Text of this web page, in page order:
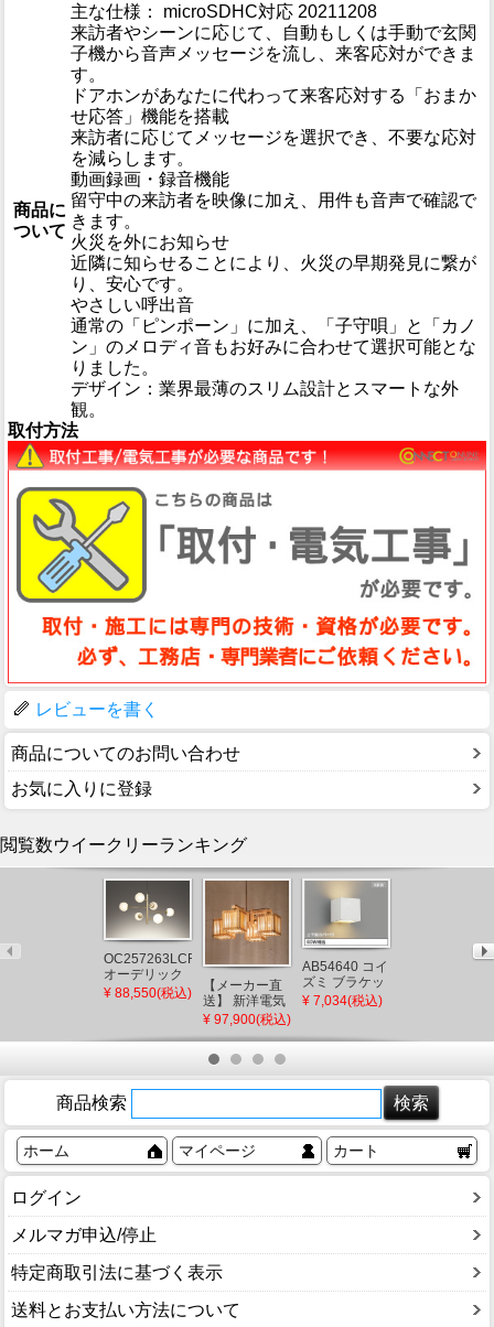
主な仕様： microSDHC対応 20211208
商品に
ついて
来訪者やシーンに応じて、自動もしくは手動で玄関
子機から音声メッセージを流し、来客応対ができま
す。
ドアホンがあなたに代わって来客応対する「おまか
せ応答」機能を搭載
来訪者に応じてメッセージを選択でき、不要な応対
を減らします。
動画録画・録音機能
留守中の来訪者を映像に加え、用件も音声で確認で
きます。
火災を外にお知らせ
近隣に知らせることにより、火災の早期発見に繋が
り、安心です。
やさしい呼出音
通常の「ピンポーン」に加え、「子守唄」と「カノ
ン」のメロディ音もお好みに合わせて選択可能とな
りました。
デザイン：業界最薄のスリム設計とスマートな外
観。
取付方法
レビューを書く
商品についてのお問い合わせ
お気に入りに登録
閲覧数ウイークリーランキング
OC257263LCR
オーデリック
シャンデリア
¥ 88,550(税込)
【メーカー直
送】 新洋電気
冊 和風ペンダ
ントライト 白
熱灯 AP882 和
室 照明 強化和
紙 おしゃれ 日
本製 国産 木製
¥ 97,900(税込)
AB54640 コイ
ズミ ブラケッ
トライト LED
似品)
¥ 7,034(税込)
色） 下方照射
商品検索
ホーム マイページ カート
ログイン
メルマガ申込/停止
特定商取引法に基づく表示
送料とお支払い方法について